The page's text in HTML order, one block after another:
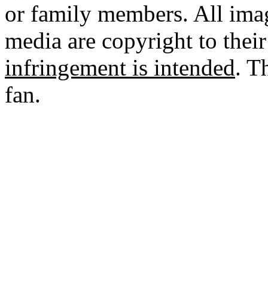
or family members. All
media are copyright to
infringement is intended.
fan.